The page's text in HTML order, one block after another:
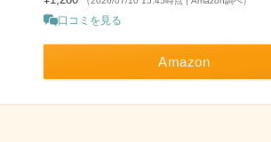
口コミを見る
Amazon